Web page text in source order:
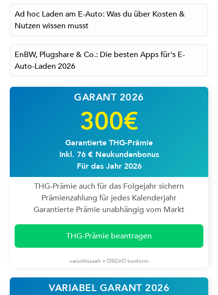
Ad hoc Laden am E-Auto: Was du über Kosten &
Nutzen wissen musst
EnBW, Plugshare & Co.: Die besten Apps für's E-
Auto-Laden 2026
GARANT 2026
300€
Garantierte THG-Prämie
Inkl. 76 € Neukundenbonus
Für das Jahr 2026
THG-Prämie auch für das Folgejahr sichern
Prämienzahlung für jedes Kalenderjahr
Garantierte Prämie unabhängig vom Markt
THG-Prämie beantragen
verschlüsselt + DSGVO konform
VARIABEL GARANT 2026